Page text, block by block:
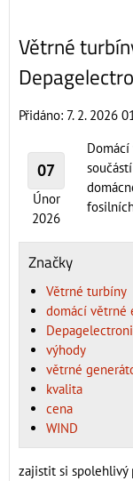
Větrné
Přidáno: 7. 2. 2026
07
Únor
2026
Značky
Větrné turbíny
domácí větrné
výhody
větrné
kvalita
cena
WIND
zajistit si spolehlivý